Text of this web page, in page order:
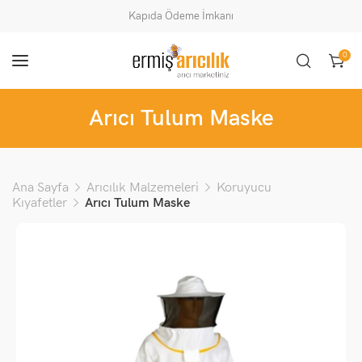
Kapıda Ödeme İmkanı
0
Arıcı Tulum Maske
Ana Sayfa Arıcılık Malzemeleri
Koruyucu
Kıyafetler
Arıcı Tulum Maske